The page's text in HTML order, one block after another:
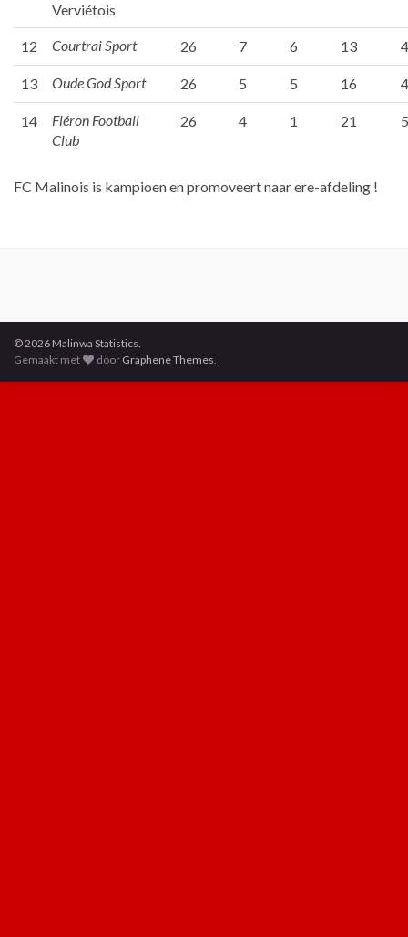
Verviétois
12 Courtrai Sport 26 7 6 13
13 Oude God Sport 26 5 5 16
14
Fléron Football
Club
26 4 1 21
FC Malinois is kampioen en promoveert naar ere-afdeling !
© 2026 Malinwa Statistics.
Gemaakt met
door Graphene Themes.